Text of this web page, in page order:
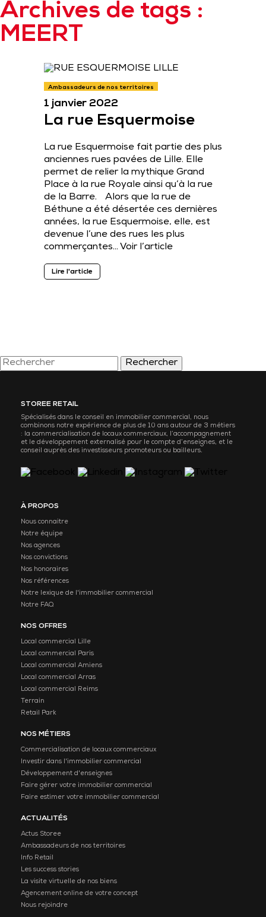
Archives de tags :
MEERT
Ambassadeurs de nos territoires
1 janvier 2022
La rue Esquermoise
La rue Esquermoise fait partie des plus
anciennes rues pavées de Lille. Elle
permet de relier la mythique Grand
Place à la rue Royale ainsi qu’à la rue
de la Barre. Alors que la rue de
Béthune a été désertée ces dernières
années, la rue Esquermoise, elle, est
devenue l’une des rues les plus
commerçantes… Voir l’article
Lire l'article
Rechercher
STOREE RETAIL
Spécialisés dans le conseil en immobilier commercial, nous
combinons notre expérience de plus de 10 ans autour de 3 métiers
: la commercialisation de locaux commerciaux, l’accompagnement
et le développement externalisé pour le compte d’enseignes, et le
conseil auprès des investisseurs promoteurs ou bailleurs.
À PROPOS
Nous connaitre
Notre équipe
Nos agences
Nos convictions
Nos honoraires
Nos références
Notre lexique de l'immobilier commercial
Notre FAQ
NOS OFFRES
Local commercial Lille
Local commercial Paris
Local commercial Amiens
Local commercial Arras
Local commercial Reims
Terrain
Retail Park
NOS MÉTIERS
Commercialisation de locaux commerciaux
Investir dans l'immobilier commercial
Développement d'enseignes
Faire gérer votre immobilier commercial
Faire estimer votre immobilier commercial
ACTUALITÉS
Actus Storee
Ambassadeurs de nos territoires
Info Retail
Les success stories
La visite virtuelle de nos biens
Agencement online de votre concept
Nous rejoindre